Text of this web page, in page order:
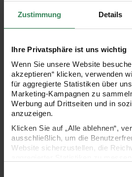
Zustimmung Details
Ihre Privatsphäre ist uns wichtig
Wenn Sie unsere Website
akzeptieren“ klicken, verwenden
für aggregierte Statistiken über
Marketing-Kampagnen zu
Werbung auf Drittseiten und in
anzuzeigen.
Klicken Sie auf „Alle ablehnen“,
ausschließlich, um die
Website sicherzustellen, die
Strickanleitung Kinderjacke und
Strickanleitung Kinderjacke
und Stirnband aus